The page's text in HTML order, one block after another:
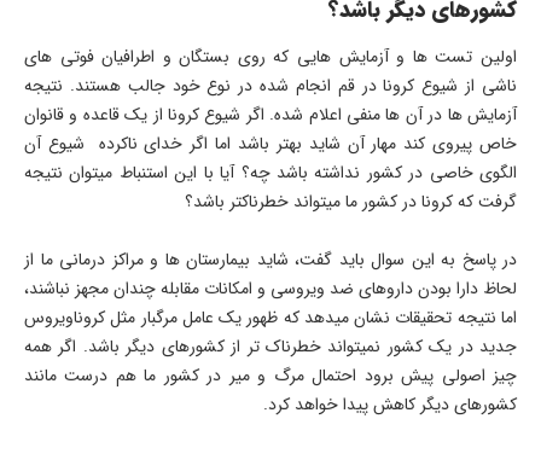
کشورهای دیگر باشد؟
اولین تست ها و آزمایش هایی که روی بستگان و اطرافیان فوتی های
ناشی از شیوع کرونا در قم انجام شده در نوع خود جالب هستند. نتیجه
آزمایش ها در آن ها منفی اعلام شده. اگر شیوع کرونا از یک قاعده و قانوان
خاص پیروی کند مهار آن شاید بهتر باشد اما اگر خدای ناکرده شیوع آن
الگوی خاصی در کشور نداشته باشد چه؟ آیا با این استنباط میتوان نتیجه
گرفت که کرونا در کشور ما میتواند خطرناکتر باشد؟
در پاسخ به این سوال باید گفت، شاید بیمارستان ها و مراکز درمانی ما از
لحاظ دارا بودن داروهای ضد ویروسی و امکانات مقابله چندان مجهز نباشند،
اما نتیجه تحقیقات نشان میدهد که ظهور یک عامل مرگبار مثل کروناویروس
جدید در یک کشور نمیتواند خطرناک تر از کشورهای دیگر باشد. اگر همه
چیز اصولی پیش برود احتمال مرگ و میر در کشور ما هم درست مانند
کشورهای دیگر کاهش پیدا خواهد کرد.